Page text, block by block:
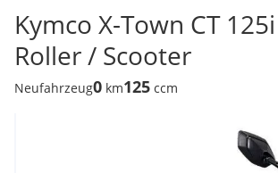
Kymco X-Town CT
Roller / Scooter
Neufahrzeug0 km125 ccm